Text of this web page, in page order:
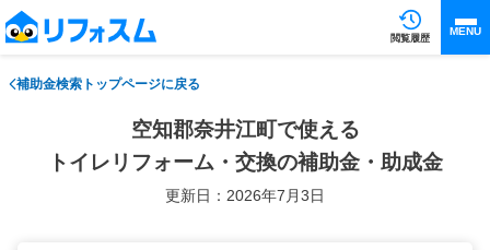
閲覧履歴
MENU
補助金検索トップページに戻る
空知郡奈井江町で使える
トイレリフォーム・交換の補助金・助成金
更新日：2026年7月3日